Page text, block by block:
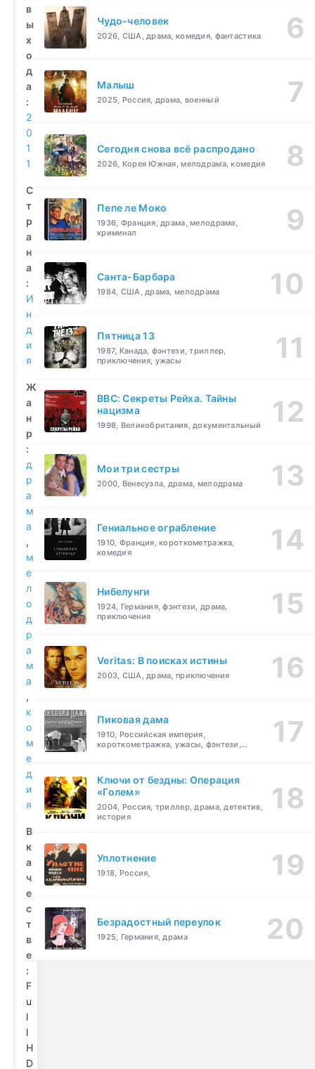
в
ы
х
о
д
а
:
2
0
1
1
С
т
р
а
н
а
:
И
н
д
и
я
Ж
а
н
р
:
д
р
а
м
а
,
м
е
л
о
д
р
а
м
а
,
к
о
м
е
д
и
я
В
к
а
ч
е
с
т
в
е
:
F
u
l
l
H
D
Чудо-человек
2026, США, драма, комедия, фантастика
Малыш
2025, Россия, драма, военный
Сегодня снова всё распродано
2026, Корея Южная, мелодрама, комедия
Пепе ле Моко
1936, Франция, драма, мелодрама,
криминал
Санта-Барбара
1984, США, драма, мелодрама
Пятница 13
1987, Канада, фэнтези, триллер,
приключения, ужасы
BBC: Секреты Рейха. Тайны
нацизма
1998, Великобритания, документальный
Мои три сестры
2000, Венесуэла, драма, мелодрама
Гениальное ограбление
1910, Франция, короткометражка,
комедия
Нибелунги
1924, Германия, фэнтези, драма,
приключения
Veritas: В поисках истины
2003, США, драма, приключения
Пиковая дама
1910, Российская империя,
короткометражка, ужасы, фэнтези,
Ключи от бездны: Операция
«Голем»
2004, Россия, триллер, драма, детектив,
история
Уплотнение
1918, Россия,
Безрадостный переулок
1925, Германия, драма